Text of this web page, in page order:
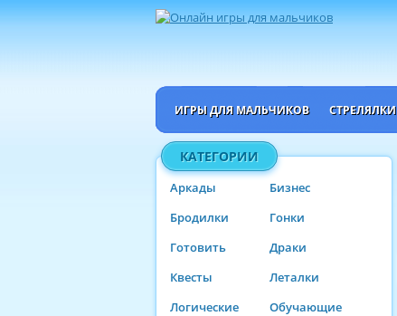
ИГРЫ ДЛЯ МАЛЬЧИКОВ СТРЕЛЯЛКИ
КАТЕГОРИИ
Аркады
Бизнес
Бродилки
Гонки
Готовить
Драки
Квесты
Леталки
Логические
Обучающие